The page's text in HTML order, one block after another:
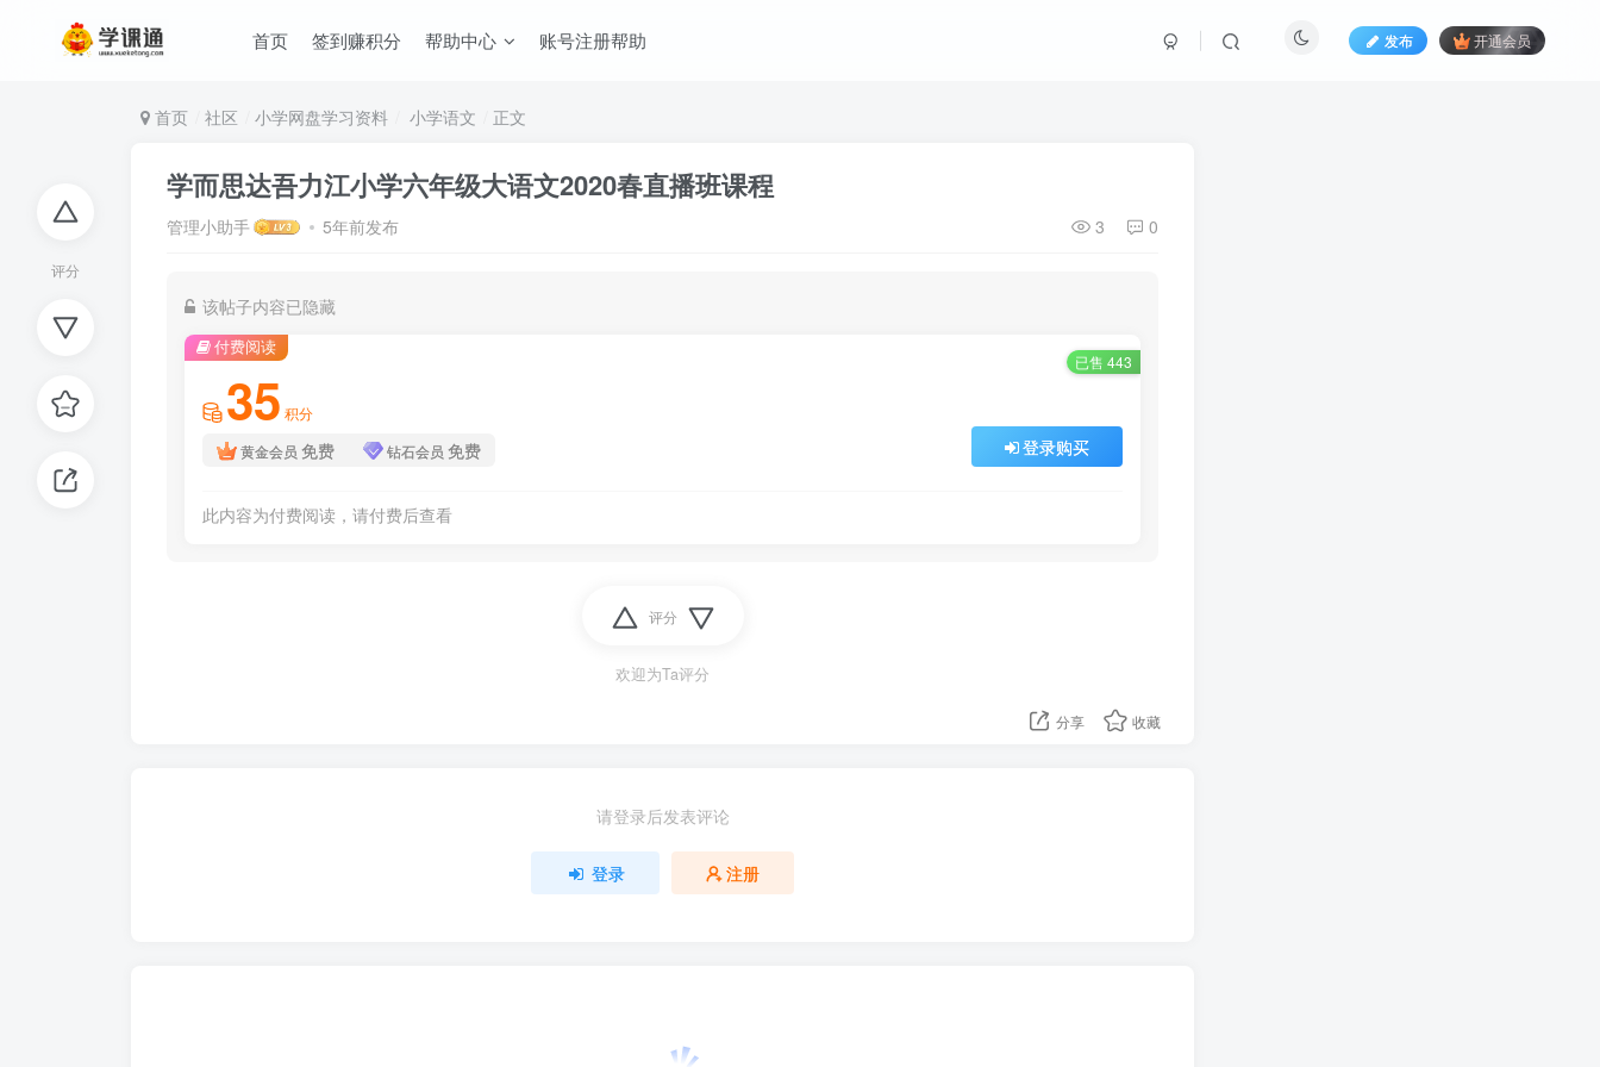
首页 签到赚积分 帮助中心 账号注册帮助 发布 开通会员
评分
首页 社区 小学网盘学习资料 小学语文 正文
学而思达吾力江小学六年级大语文2020春直播班课程
管理小助手 5年前发布 3 0
该帖子内容已隐藏
付费阅读
已售 443
35 积分
黄金会员 免费 钻石会员 免费 登录购买
此内容为付费阅读，请付费后查看
评分
欢迎为Ta评分
分享 收藏
请登录后发表评论
登录 注册